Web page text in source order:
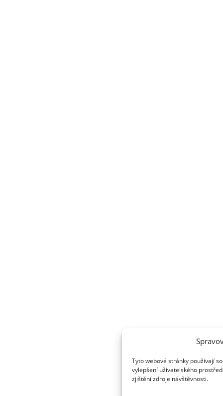
Tyto webové stránky používají
vylepšení uživatelského
zjištění zdroje návštěvnosti.